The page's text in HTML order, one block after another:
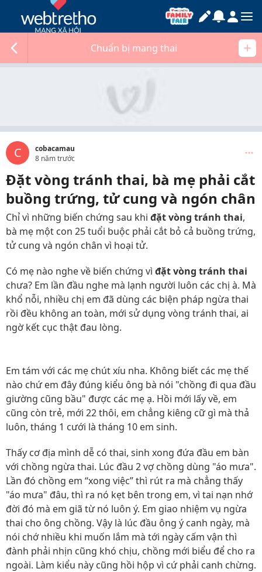
Chuẩn bị mang thai
C
cobacamau
8 năm trước
Đặt vòng tránh thai, bà mẹ phải cắt
buồng trứng, tử cung và ngón chân
Chỉ vì những biến chứng sau khi đặt vòng tránh thai,
bà mẹ một con 25 tuổi buộc phải cắt bỏ cả buồng trứng,
tử cung và ngón chân vì hoại tử.
Có mẹ nào nghe về biến chứng vì đặt vòng tránh thai
chưa? Em lần đầu nghe mà lạnh người luôn các chị à. Mà
khổ nỗi, nhiều chị em đã dùng các biện pháp ngừa thai
rồi đều không an toàn, mới sử dụng vòng tránh thai, ai
ngờ kết cục thật đau lòng.
Em tám với các mẹ chút xíu nha. Không biết các mẹ thế
nào chứ em đây đúng kiểu ông bà nói "chồng đi qua đầu
giường cũng bầu" được các mẹ ạ. Hồi mới lấy về, em
cũng còn trẻ, mới 22 thôi, em chẳng kiêng cữ gì mà thả
luôn, tháng 1 cưới là tháng 10 em sinh.
Thấy cơ địa mình dễ có thai, sinh xong đứa đầu em bàn
với chồng ngừa thai. Lúc đầu 2 vợ chồng dùng "áo mưa".
Lần đó chồng em “xong việc” thì rút ra mà chẳng thấy
"áo mưa" đâu, thì ra nó kẹt bên trong em, vì tai nạn nhớ
đời đó mà em giã từ nó luôn ý. Em giao nhiệm vụ ngừa
thai cho ông chồng. Vậy là lúc đầu ông ý canh ngày, mà
nói chớ nhiều khi muốn lắm mà tới ngày cấm vận thì
đành phải nhịn cũng khó chịu, chồng mới biểu để cho ra
ngoài. Làm kiểu này cũng hồi hộp vì cứ phải canh chừng.